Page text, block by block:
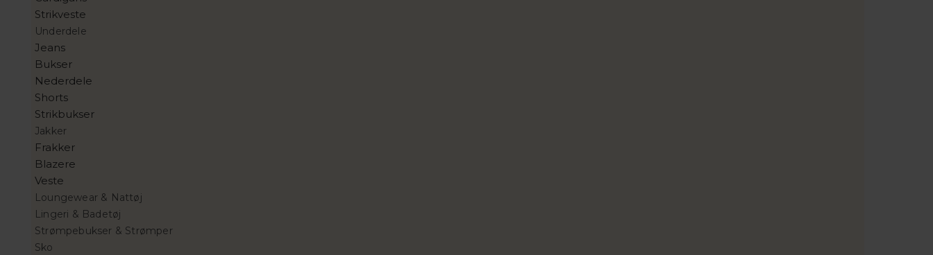
Strikveste
Underdele
Jeans
Bukser
Nederdele
Shorts
Strikbukser
Jakker
Frakker
Blazere
Veste
Loungewear & Nattøj
Lingeri & Badetøj
Strømpebukser & Strømper
Sko